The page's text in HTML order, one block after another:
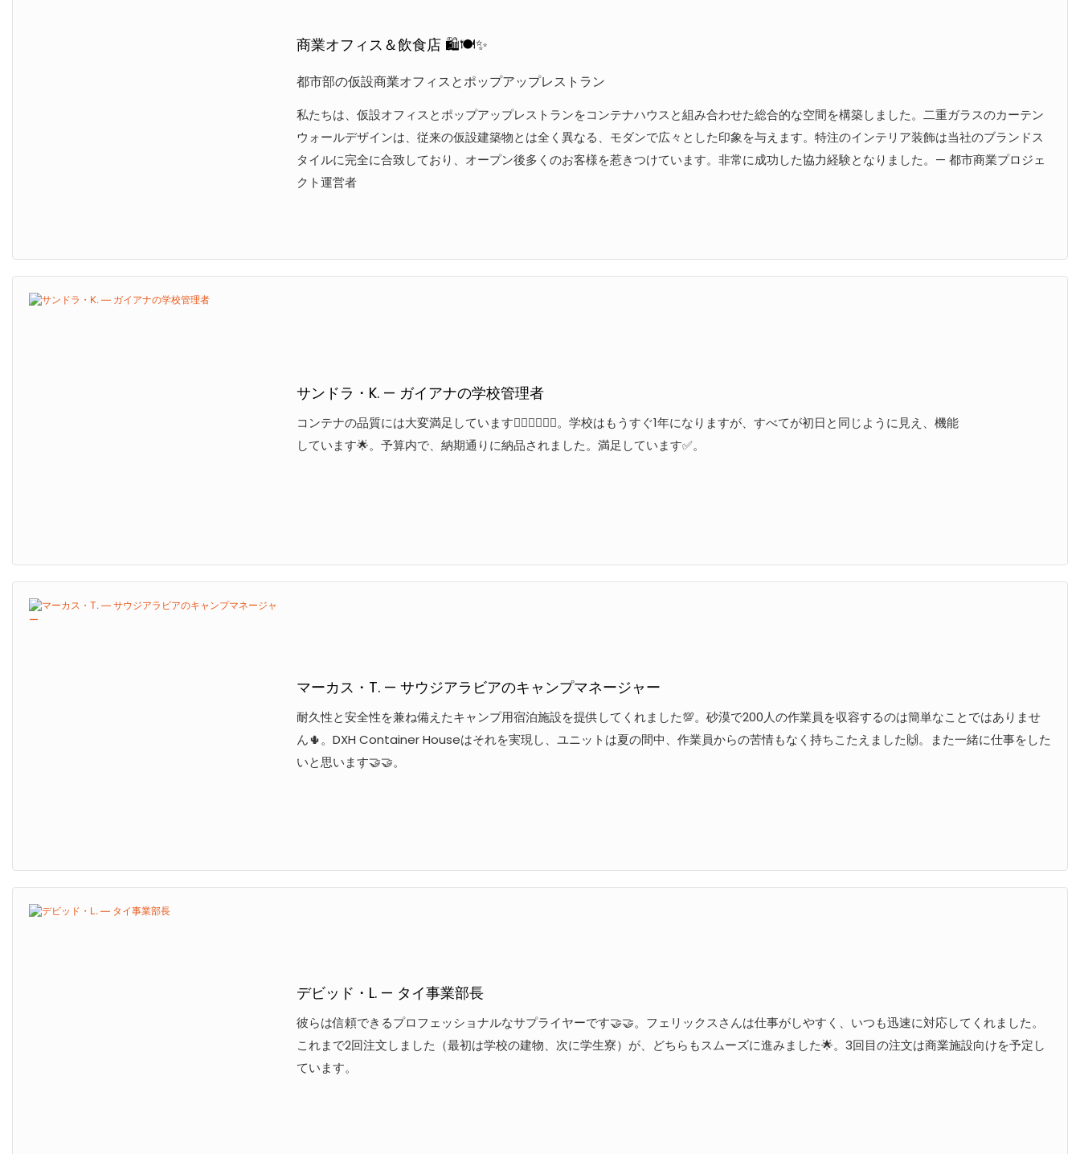
商業オフィス＆飲食店 🛍️🍽️✨
都市部の仮設商業オフィスとポップアップレストラン
私たちは、仮設オフィスとポップアップレストランをコンテナハウスと組み合わせた総合的な空間を構築しました。二重ガラスのカーテン
ウォールデザインは、従来の仮設建築物とは全く異なる、モダンで広々とした印象を与えます。特注のインテリア装飾は当社のブランドス
タイルに完全に合致しており、オープン後多くのお客様を惹きつけています。非常に成功した協力経験となりました。— 都市商業プロジェ
クト運営者
サンドラ・K. — ガイアナの学校管理者
コンテナの品質には大変満足しています👍🏻👍🏻👍🏻。学校はもうすぐ1年になりますが、すべてが初日と同じように見え、機能
しています🌟。予算内で、納期通りに納品されました。満足しています✅。
マーカス・T. — サウジアラビアのキャンプマネージャー
耐久性と安全性を兼ね備えたキャンプ用宿泊施設を提供してくれました💯。砂漠で200人の作業員を収容するのは簡単なことではありませ
ん🌵。DXH Container Houseはそれを実現し、ユニットは夏の間中、作業員からの苦情もなく持ちこたえました🙌。また一緒に仕事をした
いと思います🤝🤝。
デビッド・L. — タイ事業部長
彼らは信頼できるプロフェッショナルなサプライヤーです🤝🤝。フェリックスさんは仕事がしやすく、いつも迅速に対応してくれました。
これまで2回注文しました（最初は学校の建物、次に学生寮）が、どちらもスムーズに進みました🌟。3回目の注文は商業施設向けを予定し
ています。